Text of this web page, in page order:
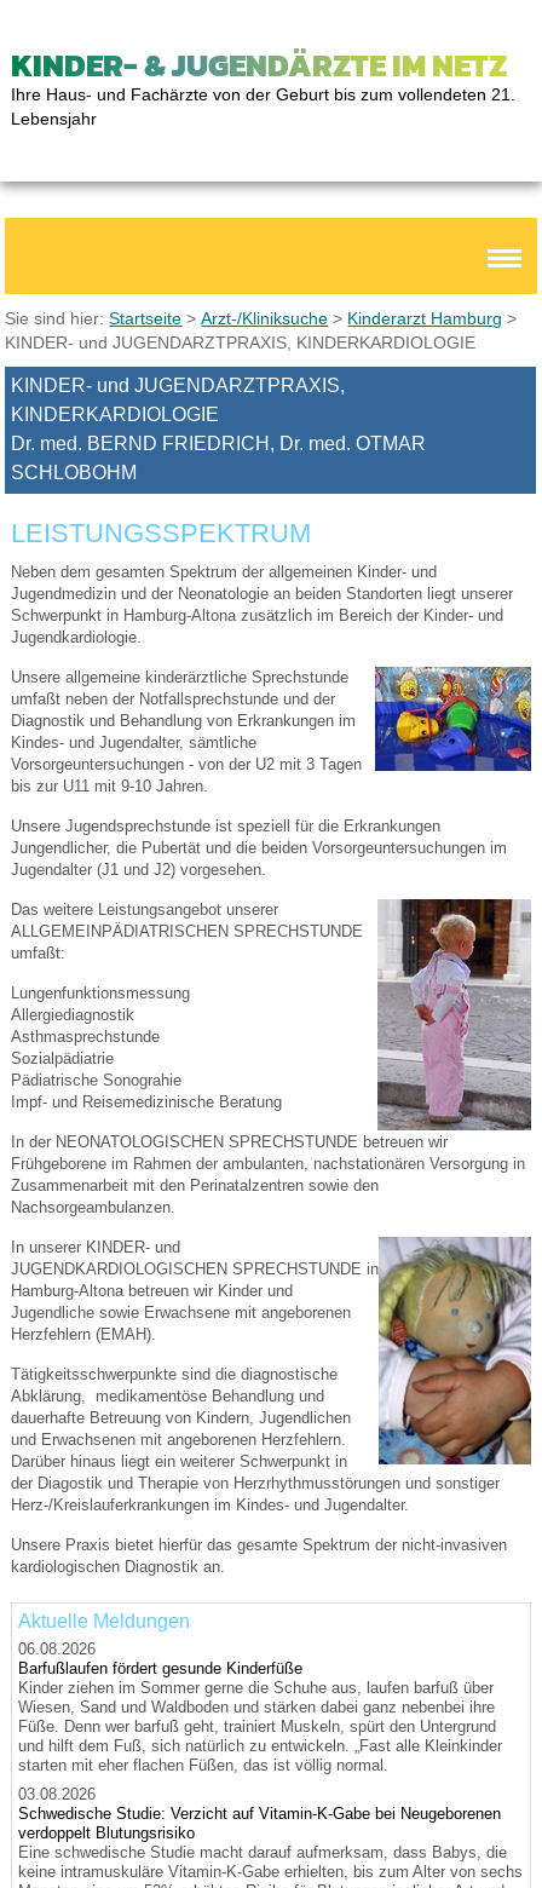
KINDER- & JUGENDÄRZTE IM NETZ
Ihre Haus- und Fachärzte von der Geburt bis zum vollendeten 21.
Lebensjahr
Sie sind hier:Startseite >Arzt-/Kliniksuche > Kinderarzt Hamburg >
KINDER- und JUGENDARZTPRAXIS, KINDERKARDIOLOGIE
KINDER- und JUGENDARZTPRAXIS,
KINDERKARDIOLOGIE
Dr. med. BERND FRIEDRICH, Dr. med. OTMAR
SCHLOBOHM
LEISTUNGSSPEKTRUM
Neben dem gesamten Spektrum der allgemeinen Kinder- und
Jugendmedizin und der Neonatologie an beiden Standorten liegt unserer
Schwerpunkt in Hamburg-Altona zusätzlich im Bereich der Kinder- und
Jugendkardiologie.
Unsere allgemeine kinderärztliche Sprechstunde
umfaßt neben der Notfallsprechstunde und der
Diagnostik und Behandlung von Erkrankungen im
Kindes- und Jugendalter, sämtliche
Vorsorgeuntersuchungen - von der U2 mit 3 Tagen
bis zur U11 mit 9-10 Jahren.
Unsere Jugendsprechstunde ist speziell für die Erkrankungen
Jungendlicher, die Pubertät und die beiden Vorsorgeuntersuchungen im
Jugendalter (J1 und J2) vorgesehen.
Das weitere Leistungsangebot unserer
ALLGEMEINPÄDIATRISCHEN SPRECHSTUNDE
umfaßt:
Lungenfunktionsmessung
Allergiediagnostik
Asthmasprechstunde
Sozialpädiatrie
Pädiatrische Sonograhie
Impf- und Reisemedizinische Beratung
In der NEONATOLOGISCHEN SPRECHSTUNDE betreuen wir
Frühgeborene im Rahmen der ambulanten, nachstationären Versorgung in
Zusammenarbeit mit den Perinatalzentren sowie den
Nachsorgeambulanzen.
In unserer KINDER- und
JUGENDKARDIOLOGISCHEN SPRECHSTUNDE in
Hamburg-Altona betreuen wir Kinder und
Jugendliche sowie Erwachsene mit angeborenen
Herzfehlern (EMAH).
Tätigkeitsschwerpunkte sind die diagnostische
Abklärung, medikamentöse Behandlung und
dauerhafte Betreuung von Kindern, Jugendlichen
und Erwachsenen mit angeborenen Herzfehlern.
Darüber hinaus liegt ein weiterer Schwerpunkt in
der Diagostik und Therapie von Herzrhythmusstörungen und sonstiger
Herz-/Kreislauferkrankungen im Kindes- und Jugendalter.
Unsere Praxis bietet hierfür das gesamte Spektrum der nicht-invasiven
kardiologischen Diagnostik an.
Aktuelle Meldungen
06.08.2026
Barfußlaufen fördert gesunde Kinderfüße
Kinder ziehen im Sommer gerne die Schuhe aus, laufen barfuß über
Wiesen, Sand und Waldboden und stärken dabei ganz nebenbei ihre
Füße. Denn wer barfuß geht, trainiert Muskeln, spürt den Untergrund
und hilft dem Fuß, sich natürlich zu entwickeln. „Fast alle Kleinkinder
starten mit eher flachen Füßen, das ist völlig normal.
03.08.2026
Schwedische Studie: Verzicht auf Vitamin-K-Gabe bei Neugeborenen
verdoppelt Blutungsrisiko
Eine schwedische Studie macht darauf aufmerksam, dass Babys, die
keine intramuskuläre Vitamin-K-Gabe erhielten, bis zum Alter von sechs